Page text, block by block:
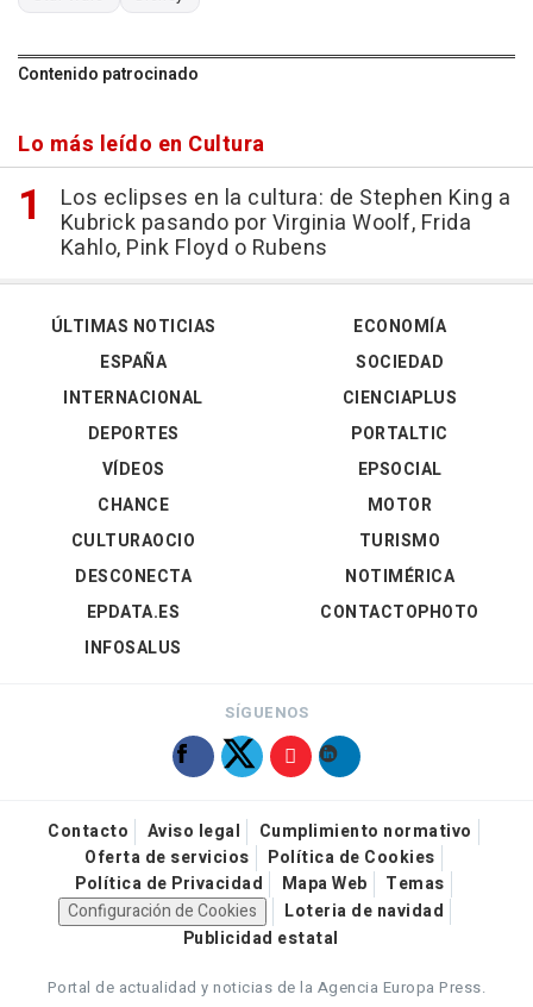
Contenido patrocinado
Lo más leído en Cultura
Los eclipses en la cultura: de Stephen King a
Kubrick pasando por Virginia Woolf, Frida
Kahlo, Pink Floyd o Rubens
ÚLTIMAS NOTICIAS
ESPAÑA
INTERNACIONAL
DEPORTES
VÍDEOS
ECONOMÍA
SOCIEDAD
CIENCIAPLUS
PORTALTIC
EPSOCIAL
CHANCE
CULTURAOCIO
DESCONECTA
EPDATA.ES
INFOSALUS
MOTOR
TURISMO
NOTIMÉRICA
CONTACTOPHOTO
SÍGUENOS
Contacto Aviso legal
Cumplimiento normativo
Oferta de servicios
Política de Cookies
Política de Privacidad
Mapa Web
Temas
Configuración de Cookies
Loteria de navidad
Publicidad estatal
Portal de actualidad y noticias de la Agencia Europa Press.